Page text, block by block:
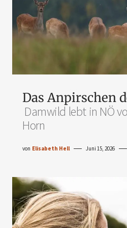
Das Anpirschen
Damwild lebt in NÖ
Horn
von Elisabeth Hell Juni 15, 2026